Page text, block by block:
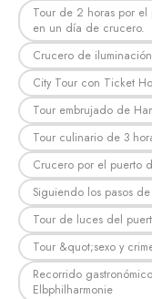
Tour de 2 horas por el
en un día de crucero.
Crucero de
City Tour con Ticket
Tour embrujado de
Tour culinario de 3
Crucero por el puerto
Siguiendo los pasos
Tour de luces del
Tour &quot;sexo y
Recorrido
Elbphilharmonie